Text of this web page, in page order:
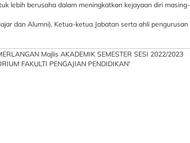
lebih berusaha dalam meningkatkan kejayaan diri masing-
dan Alumni), Ketua-ketua Jabatan serta ahli pengurusan